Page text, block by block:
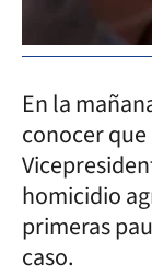
En la
conocer
homicidio
primeras
caso.